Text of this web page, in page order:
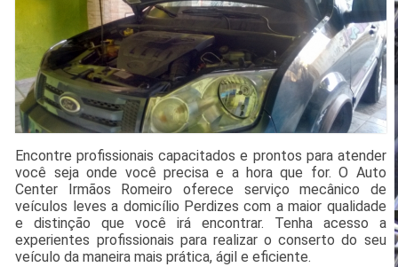
Encontre profissionais capacitados e prontos para atender
você seja onde você precisa e a hora que for. O Auto
Center Irmãos Romeiro oferece serviço mecânico de
veículos leves a domicílio Perdizes com a maior qualidade
e distinção que você irá encontrar. Tenha acesso a
experientes profissionais para realizar o conserto do seu
veículo da maneira mais prática, ágil e eficiente.